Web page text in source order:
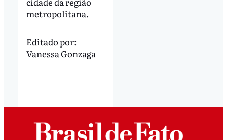
metropolitana.
Editado por:
Vanessa Gonzaga